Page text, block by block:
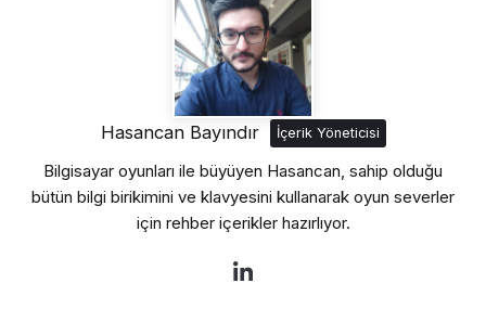
Hasancan Bayındır İçerik Yöneticisi
Bilgisayar oyunları ile büyüyen Hasancan, sahip olduğu
bütün bilgi birikimini ve klavyesini kullanarak oyun severler
için rehber içerikler hazırlıyor.